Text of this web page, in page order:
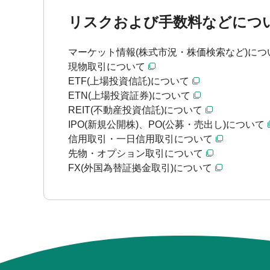
リスクおよび手数料などにつ
マーケット情報(株式市況・株価検索など)につ
現物取引について
ETF(上場投資信託)について
ETN(上場投資証券)について
REIT(不動産投資信託)について
IPO(新規公開株)、PO(公募・売出し)について
信用取引・一日信用取引について
先物・オプション取引について
FX(外国為替証拠金取引)について